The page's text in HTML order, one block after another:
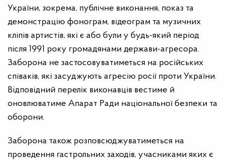
України, зокрема, публічне виконання, показ та
демонстрацію фонограм, відеограм та музичних
кліпів артистів, які є або були у будь-який період
після 1991 року громадянами держави-агресора.
Заборона не застосовуватиметься на російських
співаків, які засуджують агресію росії проти України.
Відповідний перелік виконавців вестиме й
оновлюватиме Апарат Ради національної безпеки та
оборони.
Заборона також розповсюджуватиметься на
проведення гастрольних заходів, учасниками яких є